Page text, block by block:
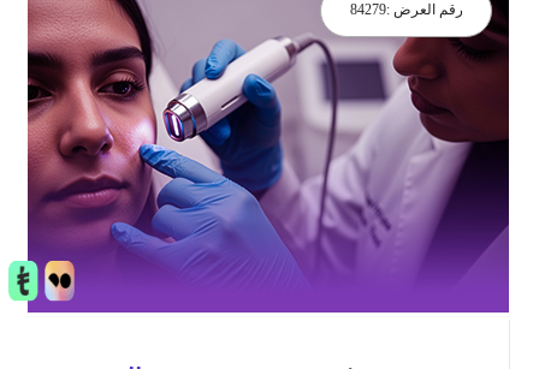
رقم العرض :84279